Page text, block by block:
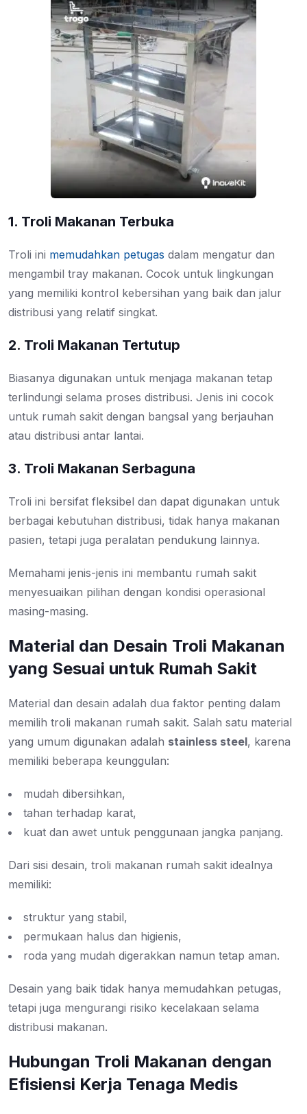
1. Troli Makanan Terbuka
Troli ini memudahkan petugas dalam mengatur dan
mengambil tray makanan. Cocok untuk lingkungan
yang memiliki kontrol kebersihan yang baik dan jalur
distribusi yang relatif singkat.
2. Troli Makanan Tertutup
Biasanya digunakan untuk menjaga makanan tetap
terlindungi selama proses distribusi. Jenis ini cocok
untuk rumah sakit dengan bangsal yang berjauhan
atau distribusi antar lantai.
3. Troli Makanan Serbaguna
Troli ini bersifat fleksibel dan dapat digunakan untuk
berbagai kebutuhan distribusi, tidak hanya makanan
pasien, tetapi juga peralatan pendukung lainnya.
Memahami jenis-jenis ini membantu rumah sakit
menyesuaikan pilihan dengan kondisi operasional
masing-masing.
Material dan Desain Troli Makanan
yang Sesuai untuk Rumah Sakit
Material dan desain adalah dua faktor penting dalam
memilih troli makanan rumah sakit. Salah satu material
yang umum digunakan adalah stainless steel, karena
memiliki beberapa keunggulan:
mudah dibersihkan,
tahan terhadap karat,
kuat dan awet untuk penggunaan jangka panjang.
Dari sisi desain, troli makanan rumah sakit idealnya
memiliki:
struktur yang stabil,
permukaan halus dan higienis,
roda yang mudah digerakkan namun tetap aman.
Desain yang baik tidak hanya memudahkan petugas,
tetapi juga mengurangi risiko kecelakaan selama
distribusi makanan.
Hubungan Troli Makanan dengan
Efisiensi Kerja Tenaga Medis